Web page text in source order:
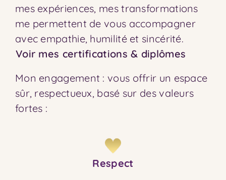
mes expériences, mes transformations
me permettent de vous accompagner
avec empathie, humilité et sincérité.
Voir mes certifications & diplômes
Mon engagement : vous offrir un espace
sûr, respectueux, basé sur des valeurs
fortes :
Respect